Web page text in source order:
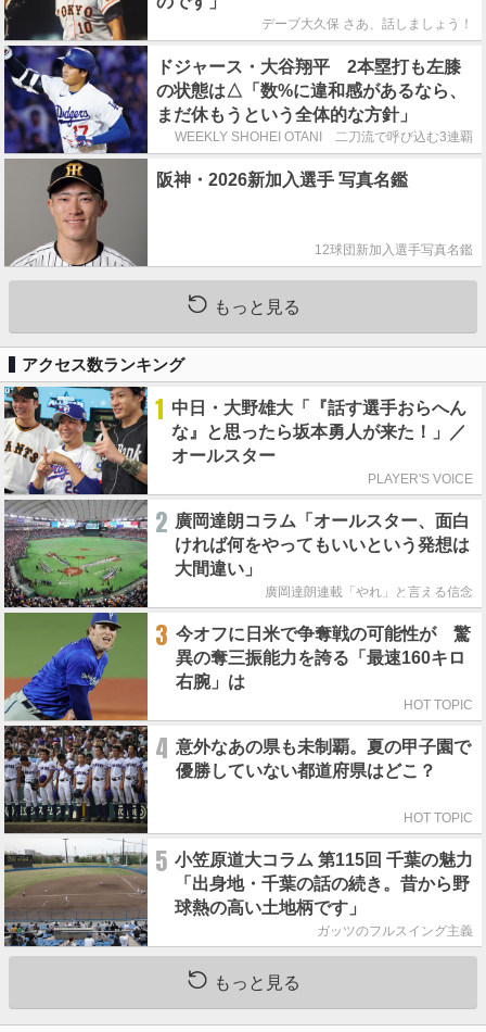
デーブ大久保 さあ、話しましょう！
ドジャース・大谷翔平 2本塁打も左膝
の状態は△「数%に違和感があるなら、
まだ休もうという全体的な方針」
WEEKLY SHOHEI OTANI 二刀流で呼び込む3連覇
阪神・2026新加入選手 写真名鑑
12球団新加入選手写真名鑑
もっと見る
アクセス数ランキング
1 中日・大野雄大「『話す選手おらへん
な』と思ったら坂本勇人が来た！」／
オールスター
PLAYER'S VOICE
2 廣岡達朗コラム「オールスター、面白
ければ何をやってもいいという発想は
大間違い」
廣岡達朗連載「やれ」と言える信念
3 今オフに日米で争奪戦の可能性が 驚
異の奪三振能力を誇る「最速160キロ
右腕」は
HOT TOPIC
4 意外なあの県も未制覇。夏の甲子園で
優勝していない都道府県はどこ？
HOT TOPIC
5 小笠原道大コラム 第115回 千葉の魅力
「出身地・千葉の話の続き。昔から野
球熱の高い土地柄です」
ガッツのフルスイング主義
もっと見る